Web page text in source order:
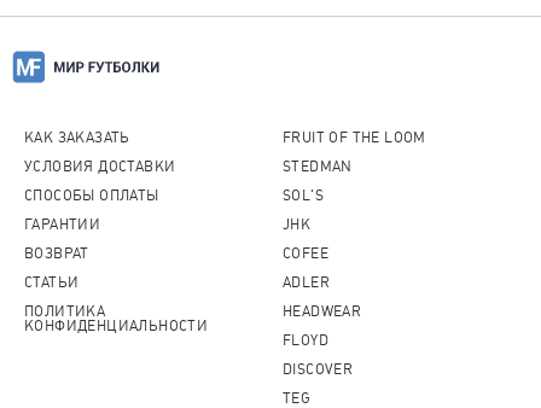
КАК ЗАКАЗАТЬ
УСЛОВИЯ ДОСТАВКИ
СПОСОБЫ ОПЛАТЫ
ГАРАНТИИ
ВОЗВРАТ
СТАТЬИ
ПОЛИТИКА
КОНФИДЕНЦИАЛЬНОСТИ
FRUIT OF THE LOOM
STEDMAN
SOL'S
JHK
COFEE
ADLER
HEADWEAR
FLOYD
DISCOVER
TEG